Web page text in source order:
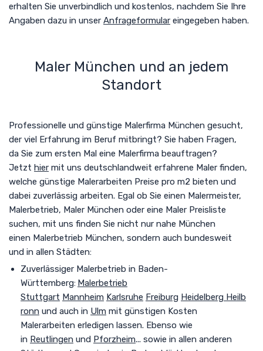
erhalten Sie unverbindlich und kostenlos, nachdem Sie Ihre
Angaben dazu in unser Anfrageformular eingegeben haben.
Maler München und an jedem
Standort
Professionelle und günstige Malerfirma München gesucht,
der viel Erfahrung im Beruf mitbringt? Sie haben Fragen,
da Sie zum ersten Mal eine Malerfirma beauftragen?
Jetzt hier mit uns deutschlandweit erfahrene Maler finden,
welche günstige Malerarbeiten Preise pro m2 bieten und
dabei zuverlässig arbeiten. Egal ob Sie einen Malermeister,
Malerbetrieb, Maler München oder eine Maler Preisliste
suchen, mit uns finden Sie nicht nur nahe München
einen Malerbetrieb München, sondern auch bundesweit
und in allen Städten:
Zuverlässiger Malerbetrieb in Baden-
Württemberg: Malerbetrieb
Stuttgart Mannheim Karlsruhe Freiburg Heidelberg Heilb
ronn und auch in Ulm mit günstigen Kosten
Malerarbeiten erledigen lassen. Ebenso wie
in Reutlingen und Pforzheim... sowie in allen anderen